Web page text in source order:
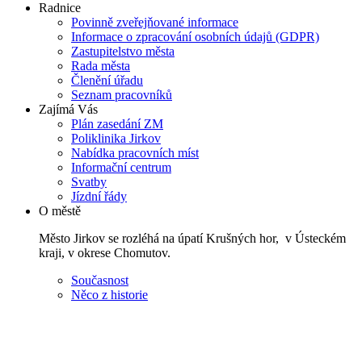
Radnice
Povinně zveřejňované informace
Informace o zpracování osobních údajů (GDPR)
Zastupitelstvo města
Rada města
Členění úřadu
Seznam pracovníků
Zajímá Vás
Plán zasedání ZM
Poliklinika Jirkov
Nabídka pracovních míst
Informační centrum
Svatby
Jízdní řády
O městě
Město Jirkov se rozléhá na úpatí Krušných hor, v Ústeckém
kraji, v okrese Chomutov.
Současnost
Něco z historie